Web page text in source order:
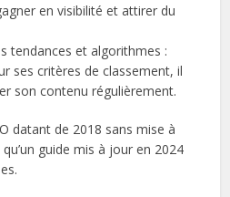
en visibilité et attirer du
tendances et algorithmes :
ses critères de classement, il
son contenu régulièrement.
datant de 2018 sans mise à
guide mis à jour en 2024